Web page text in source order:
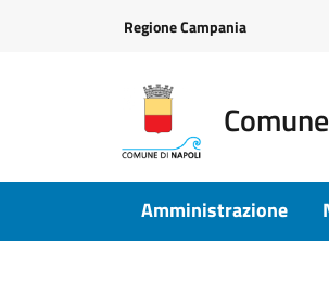
Regione Campania
Amministrazione